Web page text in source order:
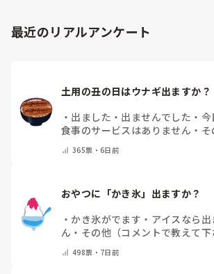
現場だけで解決しようとせず、多職種で対応
とが必要だと思います。
最近のリアルアンケート
土用の丑の日はウナギ出ますか？
・ 出ました ・ 出ませんでした ・ 今
食事のサービスはありません ・
365票・ 6日前
おやつに「かき氷」出ますか？
・ かき氷がでます ・ アイスなら出
ん ・ その他（コメントで教えて下
498票・ 7日前